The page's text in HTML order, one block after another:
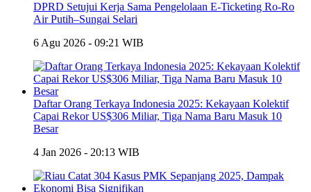
DPRD Setujui Kerja Sama Pengelolaan E-Ticketing Ro-Ro
Air Putih–Sungai Selari
6 Agu 2026 - 09:21 WIB
Daftar Orang Terkaya Indonesia 2025: Kekayaan Kolektif
Capai Rekor US$306 Miliar, Tiga Nama Baru Masuk 10
Besar
4 Jan 2026 - 20:13 WIB